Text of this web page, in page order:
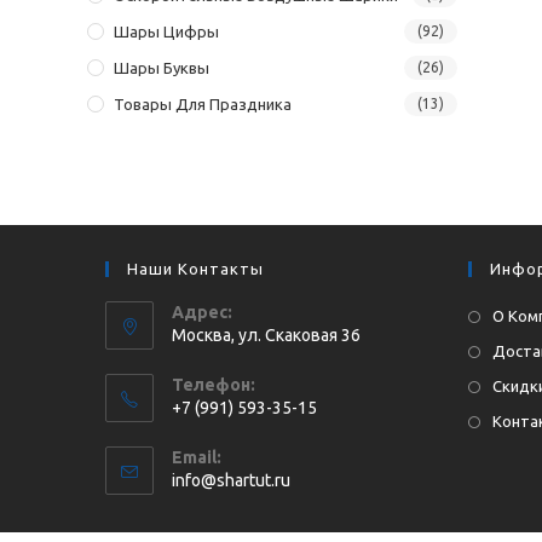
Шары Цифры (92)
Шары Буквы (26)
Товары Для Праздника (13)
Наши Контакты
Адрес:
Москва, ул. Cкаковая 36
Телефон:
+7 (991) 593-35-15
в
вашем
Email:
info@shartut.ru
О